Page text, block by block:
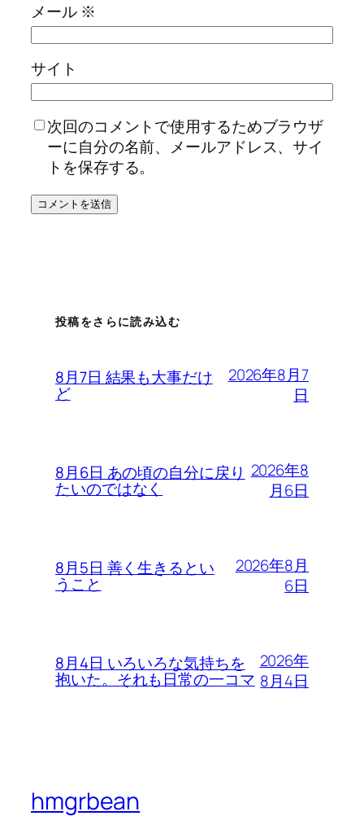
メール ※
サイト
次回のコメントで使用するためブラウザ
ーに自分の名前、メールアドレス、サイ
トを保存する。
投稿をさらに読み込む
8月7日 結果も大事だけ
ど
2026年8月7
日
8月6日 あの頃の自分に戻り
たいのではなく
2026年8
月6日
8月5日 善く生きるとい
うこと
2026年8月
6日
8月4日 いろいろな気持ちを
抱いた。それも日常の一コマ
2026年
8月4日
hmgrbean